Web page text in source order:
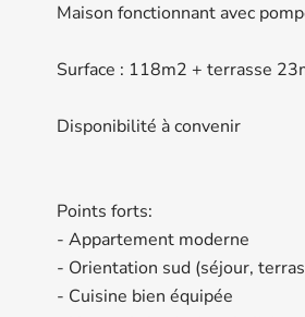
Maison fonctionnant avec
Surface : 118m2 + terrasse
Disponibilité à convenir
Points forts:
- Appartement moderne
- Orientation sud (séjour,
- Cuisine bien équipée